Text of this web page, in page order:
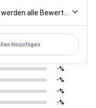
hinzufügen
-%
-%
-%
-%